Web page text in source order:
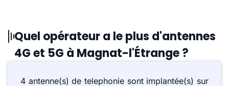
Quel opérateur a le plus d'antennes
4G et 5G à Magnat-l'Étrange ?
4 antenne(s) de telephonie sont implantée(s) sur